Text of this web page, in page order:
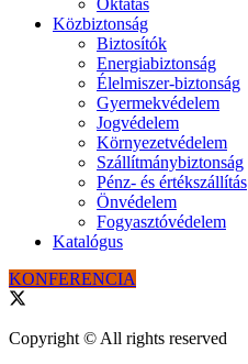
Közbiztonság
Biztosítók
Energiabiztonság
Élelmiszer-biztonság
Gyermekvédelem
Jogvédelem
Környezetvédelem
Szállítmánybiztonság
Pénz- és értékszállítás
Önvédelem
Fogyasztóvédelem
Katalógus
KONFERENCIA
Copyright © All rights reserved